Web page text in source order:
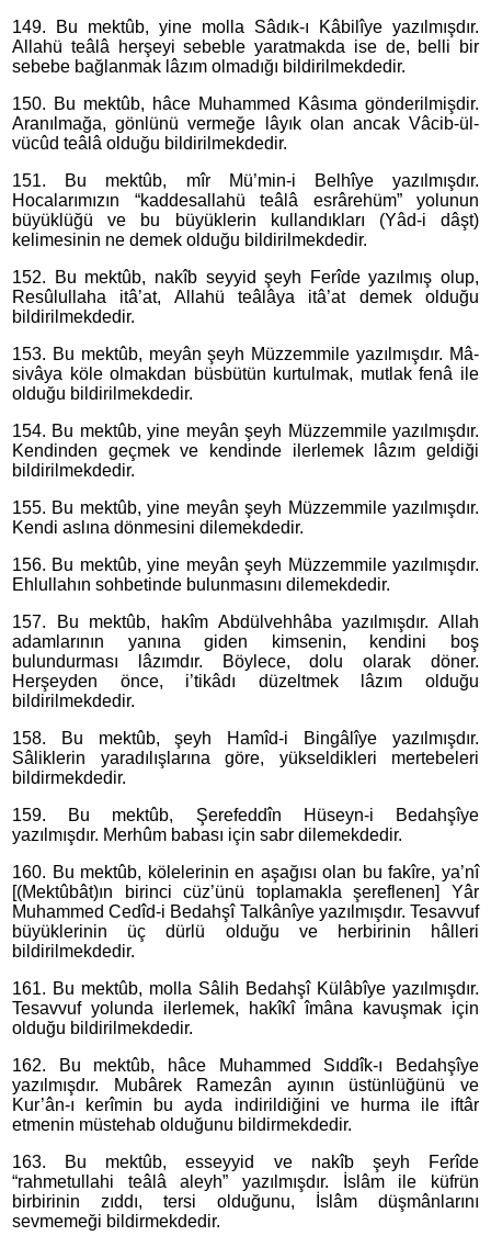
149. Bu mektûb, yine molla Sâdık-ı Kâbilîye yazılmışdır.
Allahü teâlâ herşeyi sebeble yaratmakda ise de, belli bir
sebebe bağlanmak lâzım olmadığı bildirilmekdedir.
150. Bu mektûb, hâce Muhammed Kâsıma gönderilmişdir.
Aranılmağa, gönlünü vermeğe lâyık olan ancak Vâcib-ül-
vücûd teâlâ olduğu bildirilmekdedir.
151. Bu mektûb, mîr Mü’min-i Belhîye yazılmışdır.
Hocalarımızın “kaddesallahü teâlâ esrârehüm” yolunun
büyüklüğü ve bu büyüklerin kullandıkları (Yâd-i dâşt)
kelimesinin ne demek olduğu bildirilmekdedir.
152. Bu mektûb, nakîb seyyid şeyh Ferîde yazılmış olup,
Resûlullaha itâ’at, Allahü teâlâya itâ’at demek olduğu
bildirilmekdedir.
153. Bu mektûb, meyân şeyh Müzzemmile yazılmışdır. Mâ-
sivâya köle olmakdan büsbütün kurtulmak, mutlak fenâ ile
olduğu bildirilmekdedir.
154. Bu mektûb, yine meyân şeyh Müzzemmile yazılmışdır.
Kendinden geçmek ve kendinde ilerlemek lâzım geldiği
bildirilmekdedir.
155. Bu mektûb, yine meyân şeyh Müzzemmile yazılmışdır.
Kendi aslına dönmesini dilemekdedir.
156. Bu mektûb, yine meyân şeyh Müzzemmile yazılmışdır.
Ehlullahın sohbetinde bulunmasını dilemekdedir.
157. Bu mektûb, hakîm Abdülvehhâba yazılmışdır. Allah
adamlarının yanına giden kimsenin, kendini boş
bulundurması lâzımdır. Böylece, dolu olarak döner.
Herşeyden önce, i’tikâdı düzeltmek lâzım olduğu
bildirilmekdedir.
158. Bu mektûb, şeyh Hamîd-i Bingâlîye yazılmışdır.
Sâliklerin yaradılışlarına göre, yükseldikleri mertebeleri
bildirmekdedir.
159. Bu mektûb, Şerefeddîn Hüseyn-i Bedahşîye
yazılmışdır. Merhûm babası için sabr dilemekdedir.
160. Bu mektûb, kölelerinin en aşağısı olan bu fakîre, ya’nî
[(Mektûbât)ın birinci cüz’ünü toplamakla şereflenen] Yâr
Muhammed Cedîd-i Bedahşî Talkânîye yazılmışdır. Tesavvuf
büyüklerinin üç dürlü olduğu ve herbirinin hâlleri
bildirilmekdedir.
161. Bu mektûb, molla Sâlih Bedahşî Külâbîye yazılmışdır.
Tesavvuf yolunda ilerlemek, hakîkî îmâna kavuşmak için
olduğu bildirilmekdedir.
162. Bu mektûb, hâce Muhammed Sıddîk-ı Bedahşîye
yazılmışdır. Mubârek Ramezân ayının üstünlüğünü ve
Kur’ân-ı kerîmin bu ayda indirildiğini ve hurma ile iftâr
etmenin müstehab olduğunu bildirmekdedir.
163. Bu mektûb, esseyyid ve nakîb şeyh Ferîde
“rahmetullahi teâlâ aleyh” yazılmışdır. İslâm ile küfrün
birbirinin zıddı, tersi olduğunu, İslâm düşmânlarını
sevmemeği bildirmekdedir.